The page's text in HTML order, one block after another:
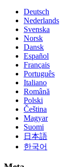
Deutsch
Nederlands
Svenska
Norsk
Dansk
Español
Français
Português
Italiano
Română
Polski
Čeština
Magyar
Suomi
日本語
한국어